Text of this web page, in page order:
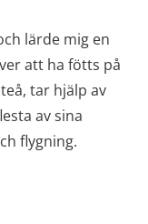
lärde mig en
att ha fötts på
tar hjälp av
av sina
flygning.